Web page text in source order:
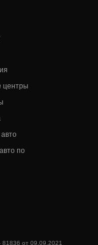
центры
по
от 09.09.2021